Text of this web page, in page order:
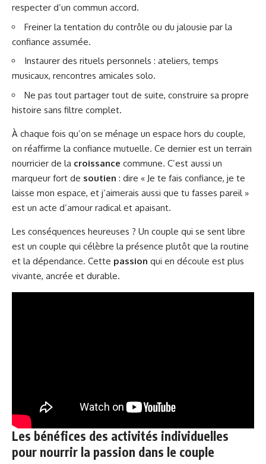
respecter d’un commun accord.
Freiner la tentation du contrôle ou du jalousie par la
confiance assumée.
Instaurer des rituels personnels : ateliers, temps
musicaux, rencontres amicales solo.
Ne pas tout partager tout de suite, construire sa propre
histoire sans filtre complet.
À chaque fois qu’on se ménage un espace hors du couple,
on réaffirme la confiance mutuelle. Ce dernier est un terrain
nourricier de la croissance commune. C’est aussi un
marqueur fort de soutien : dire « Je te fais confiance, je te
laisse mon espace, et j’aimerais aussi que tu fasses pareil »
est un acte d’amour radical et apaisant.
Les conséquences heureuses ? Un couple qui se sent libre
est un couple qui célèbre la présence plutôt que la routine
et la dépendance. Cette passion qui en découle est plus
vivante, ancrée et durable.
Les bénéfices des activités individuelles
pour nourrir la passion dans le couple